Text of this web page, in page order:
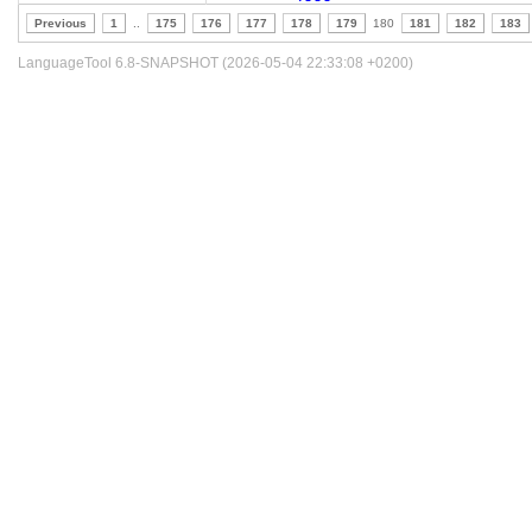
Previous 1 175 176 177 178 179 180 181 182 183
LanguageTool 6.8-SNAPSHOT (2026-05-04 22:33:08 +0200)